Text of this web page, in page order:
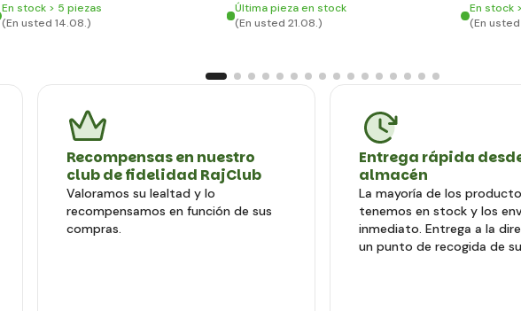
En stock > 5 piezas
(En usted 14.08.)
Última pieza en stock
(En usted 21.08.)
En stock
(En
Recompensas en nuestro
club de fidelidad RajClub
Valoramos su lealtad y lo
recompensamos en función de sus
compras.
Entrega rápida
almacén
La mayoría de los
tenemos en stock y los
inmediato. Entrega a la
un punto de recogida de